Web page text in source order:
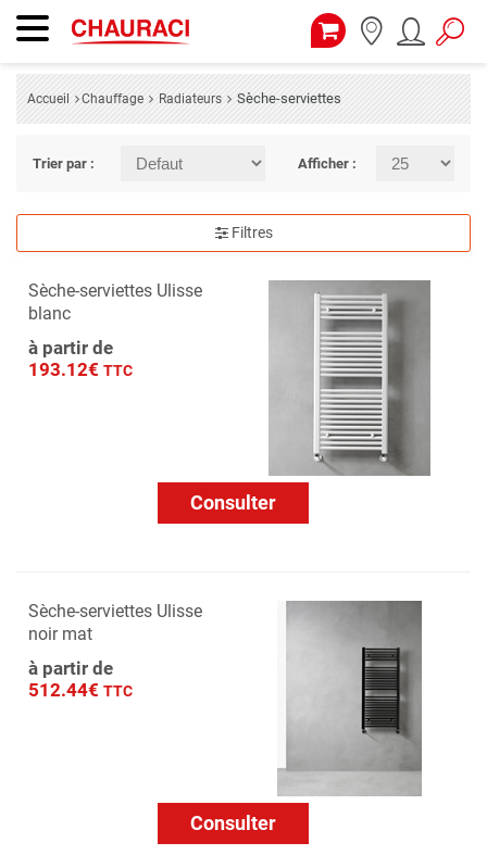
Accueil Chauffage Radiateurs Sèche-serviettes
Trier par : Afficher :
Filtres
Sèche-serviettes Ulisse
blanc
à partir de
193.12€ TTC
Consulter
Sèche-serviettes Ulisse
noir mat
à partir de
512.44€ TTC
Consulter